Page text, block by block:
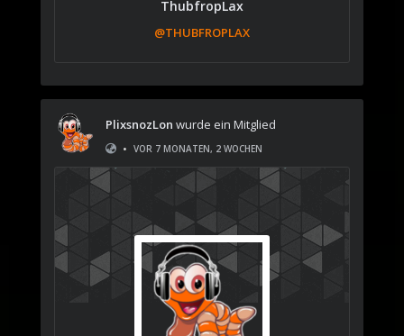
ThubfropLax
@THUBFROPLAX
PlixsnozLon wurde ein Mitglied
• VOR 7 MONATEN, 2 WOCHEN